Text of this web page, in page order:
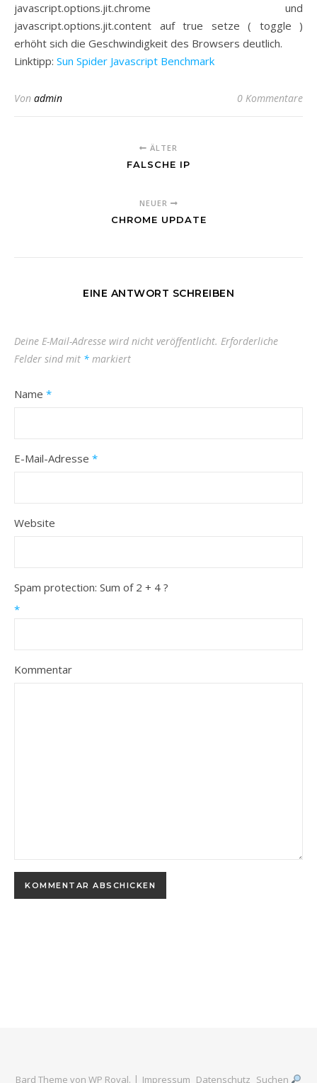
javascript.options.jit.chrome und
javascript.options.jit.content auf true setze ( toggle )
erhöht sich die Geschwindigkeit des Browsers deutlich.
Linktipp: Sun Spider Javascript Benchmark
Von admin 0 Kommentare
ÄLTER
FALSCHE IP
NEUER
CHROME UPDATE
EINE ANTWORT SCHREIBEN
Deine E-Mail-Adresse wird nicht veröffentlicht. Erforderliche
Felder sind mit * markiert
Name *
E-Mail-Adresse *
Website
Spam protection: Sum of 2 + 4 ?
*
Kommentar
Bard Theme vonWP Royal. Impressum Datenschutz Suchen